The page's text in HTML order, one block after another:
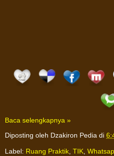
Baca selengkapnya »
Diposting oleh Dzakiron Pedia di
Label: Ruang Praktik TIK